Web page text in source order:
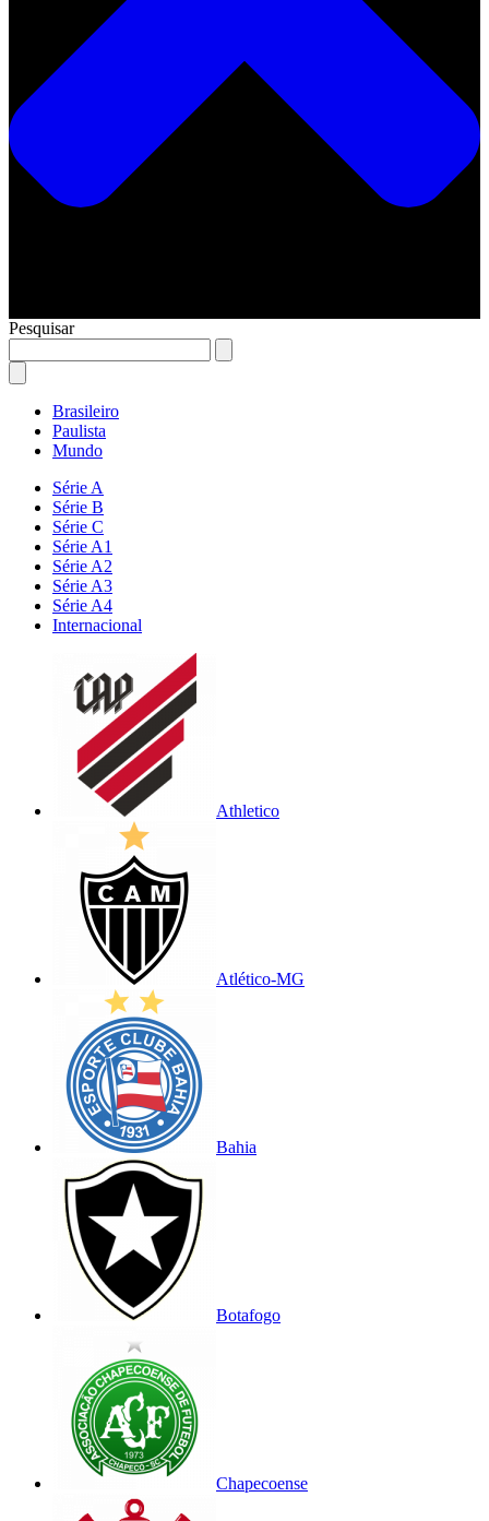
Pesquisar
Brasileiro
Paulista
Mundo
Série A
Série B
Série C
Série A1
Série A2
Série A3
Série A4
Internacional
Athletico
Atlético-MG
Bahia
Botafogo
Chapecoense